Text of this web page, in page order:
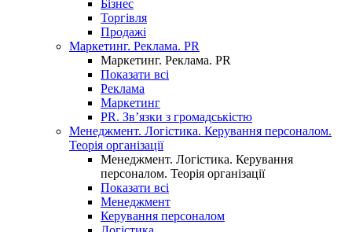
Бізнес
Торгівля
Продажі
Маркетинг. Реклама. PR
Маркетинг. Реклама. PR
Показати всі
Реклама
Маркетинг
PR. Зв’язки з громадськістю
Менеджмент. Логістика. Керування персоналом.
Теорія організації
Менеджмент. Логістика. Керування
персоналом. Теорія організації
Показати всі
Менеджмент
Керування персоналом